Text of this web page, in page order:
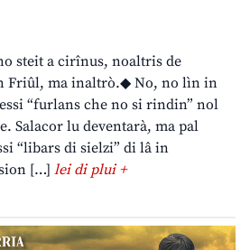
steit a cirînus, noaltris de
Friûl, ma inaltrò.◆ No, no lìn in
“furlans che no si rindin” nol
Salacor lu deventarà, ma pal
“libars di sielzi” di lâ in
[…] lei di plui +